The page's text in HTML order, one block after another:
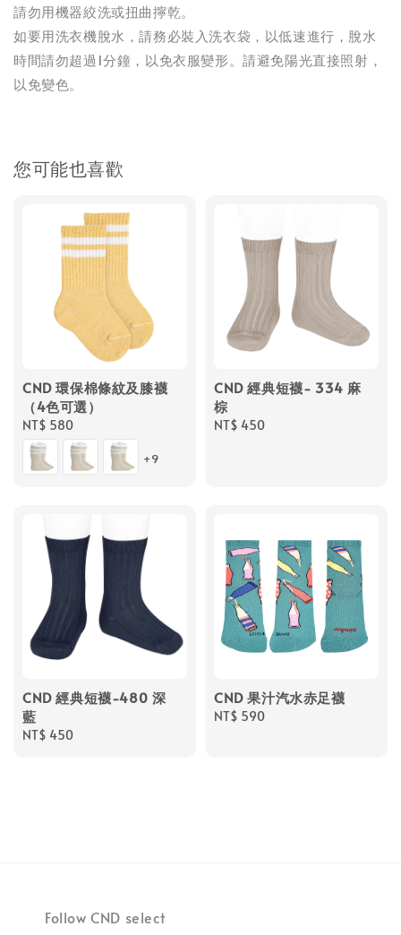
請勿用機器絞洗或扭曲擰乾。
如要用洗衣機脫水，請務必裝入洗衣袋，以低速進行，脫水
時間請勿超過1分鐘，以免衣服變形。請避免陽光直接照射，
以免變色。
您可能也喜歡
CND 環保棉條紋及膝襪
（4色可選）
Regular
price
NT$ 580
+9
CND 經典短襪- 334 麻
棕
Regular
NT$ 450
CND 經典短襪-480 深
藍
Regular
NT$ 450
CND 果汁汽水赤足襪
Regular
NT$ 590
Follow CND select